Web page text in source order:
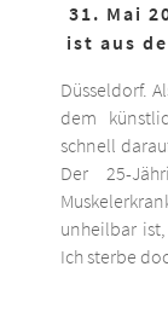
31. Mai
ist aus
Düsseldorf.
dem
schnell
Der 25-
unheilbar
Ich sterbe